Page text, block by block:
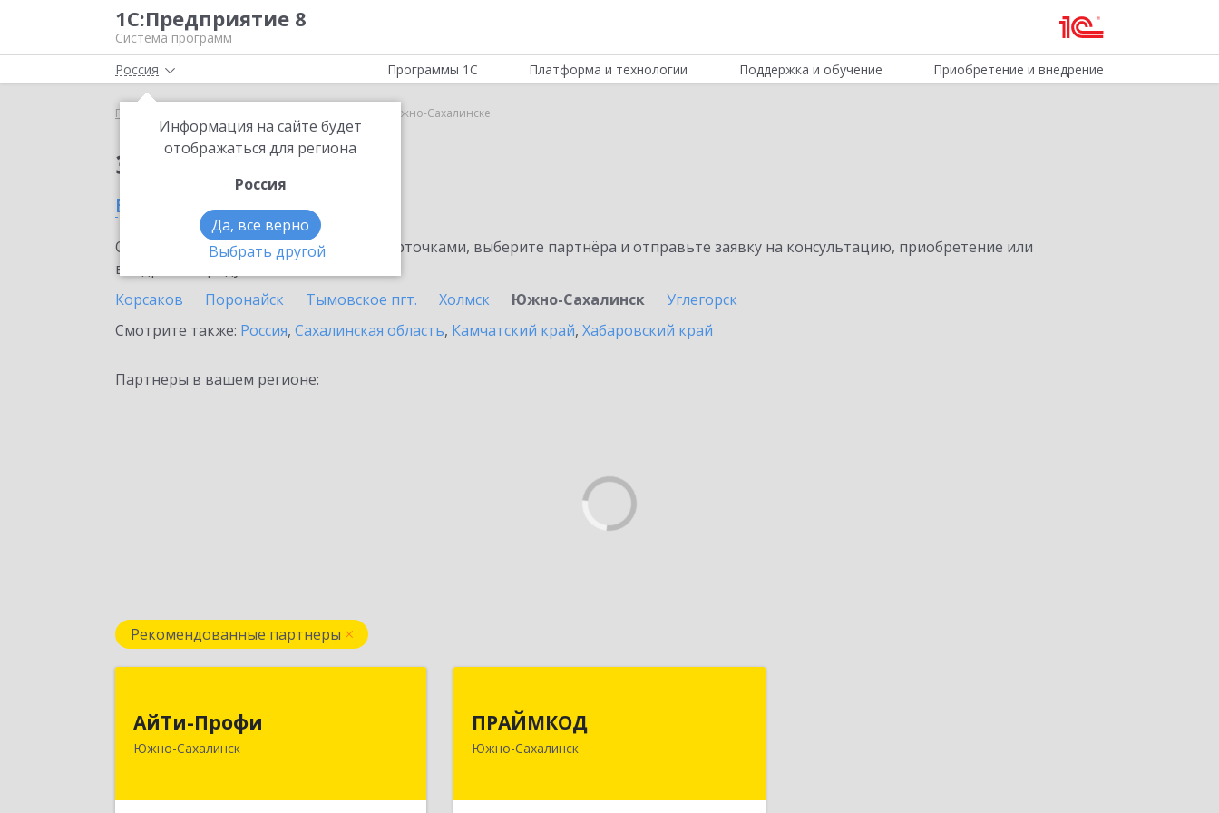
1С:Предприятие 8
Система программ
Россия
Информация на сайте будет
отображаться для региона
Россия
Да, все верно
Выбрать другой
Программы 1С Платформа и технологии Поддержка и обучение Приобретение и внедрение
Главная 1С:АУСН в Южно-Сахалинске
Заказать 1С:АУСН
в Южно-Сахалинске
Ознакомьтесь с информационными карточками, выберите партнёра и отправьте заявку на консультацию, приобретение или
внедрение продукта.
Корсаков
Поронайск Тымовское пгт. Холмск Южно-Сахалинск
Углегорск
Смотрите также: Россия, Сахалинская область, Камчатский край, Хабаровский край
Партнеры в вашем регионе:
Рекомендованные партнеры
АйТи-Профи
Южно-Сахалинск
693023, Сахалинская обл, город
Южно-Сахалинск г.о., Южно-
№ 4
ПРАЙМКОД
Южно-Сахалинск
693020, Сахалинская обл, г.о. Город
Южно-Сахалинск, Южно-Сахалинск г,
этаж 2